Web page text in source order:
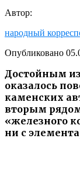
Автор:
народный
Опубликовано
Достойным
оказалось
каменских
вторым
«железного
ни с